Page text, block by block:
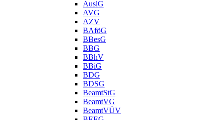
AuslG
AVG
AZV
BAföG
BBesG
BBG
BBhV
BBiG
BDG
BDSG
BeamtStG
BeamtVG
BeamtVÜV